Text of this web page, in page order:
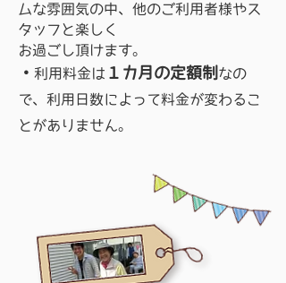
ムな雰囲気の中、他のご利用者様やス
タッフと楽しく
お過ごし頂けます。
・ 利用料金は １カ月の定額制 なの
で、利用日数によって料金が変わるこ
とがありません。